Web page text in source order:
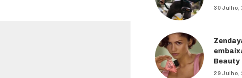
30 Julho,
Beauty
29 Julho,